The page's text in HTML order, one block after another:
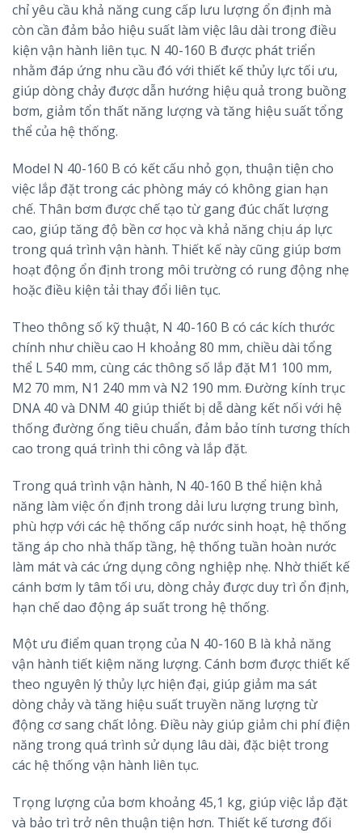
chỉ yêu cầu khả năng cung cấp lưu lượng ổn định mà
còn cần đảm bảo hiệu suất làm việc lâu dài trong điều
kiện vận hành liên tục. N 40-160 B được phát triển
nhằm đáp ứng nhu cầu đó với thiết kế thủy lực tối ưu,
giúp dòng chảy được dẫn hướng hiệu quả trong buồng
bơm, giảm tổn thất năng lượng và tăng hiệu suất tổng
thể của hệ thống.
Model N 40-160 B có kết cấu nhỏ gọn, thuận tiện cho
việc lắp đặt trong các phòng máy có không gian hạn
chế. Thân bơm được chế tạo từ gang đúc chất lượng
cao, giúp tăng độ bền cơ học và khả năng chịu áp lực
trong quá trình vận hành. Thiết kế này cũng giúp bơm
hoạt động ổn định trong môi trường có rung động nhẹ
hoặc điều kiện tải thay đổi liên tục.
Theo thông số kỹ thuật, N 40-160 B có các kích thước
chính như chiều cao H khoảng 80 mm, chiều dài tổng
thể L 540 mm, cùng các thông số lắp đặt M1 100 mm,
M2 70 mm, N1 240 mm và N2 190 mm. Đường kính trục
DNA 40 và DNM 40 giúp thiết bị dễ dàng kết nối với hệ
thống đường ống tiêu chuẩn, đảm bảo tính tương thích
cao trong quá trình thi công và lắp đặt.
Trong quá trình vận hành, N 40-160 B thể hiện khả
năng làm việc ổn định trong dải lưu lượng trung bình,
phù hợp với các hệ thống cấp nước sinh hoạt, hệ thống
tăng áp cho nhà thấp tầng, hệ thống tuần hoàn nước
làm mát và các ứng dụng công nghiệp nhẹ. Nhờ thiết kế
cánh bơm ly tâm tối ưu, dòng chảy được duy trì ổn định,
hạn chế dao động áp suất trong hệ thống.
Một ưu điểm quan trọng của N 40-160 B là khả năng
vận hành tiết kiệm năng lượng. Cánh bơm được thiết kế
theo nguyên lý thủy lực hiện đại, giúp giảm ma sát
dòng chảy và tăng hiệu suất truyền năng lượng từ
động cơ sang chất lỏng. Điều này giúp giảm chi phí điện
năng trong quá trình sử dụng lâu dài, đặc biệt trong
các hệ thống vận hành liên tục.
Trọng lượng của bơm khoảng 45,1 kg, giúp việc lắp đặt
và bảo trì trở nên thuận tiện hơn. Thiết kế tương đối